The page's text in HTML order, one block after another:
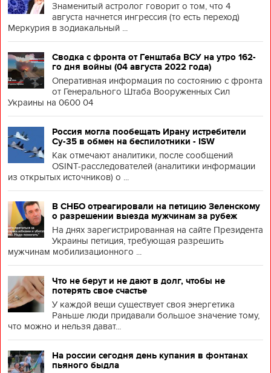
Знаменитый астролог говорит о том, что 4
августа начнется ингрессия (то есть переход)
Меркурия в зодиакальный ...
Сводка с фронта от Генштаба ВСУ на утро 162-
го дня войны (04 августа 2022 года)
Оперативная информация по состоянию с фронта
от Генерального Штаба Вооруженных Сил
Украины на 0600 04
Россия могла пообещать Ирану истребители
Су-35 в обмен на беспилотники - ISW
Как отмечают аналитики, после сообщений
OSINT-расследователей (аналитики информации
из открытых источников) о ...
В СНБО отреагировали на петицию Зеленскому
о разрешении выезда мужчинам за рубеж
На днях зарегистрированная на сайте Президента
Украины петиция, требующая разрешить
мужчинам мобилизационного ...
Что не берут и не дают в долг, чтобы не
потерять свое счастье
У каждой вещи существует своя энергетика
Раньше люди придавали большое значение тому,
что можно и нельзя дават...
На россии сегодня день купания в фонтанах
пьяного быдла